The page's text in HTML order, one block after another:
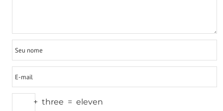
+ three = eleven